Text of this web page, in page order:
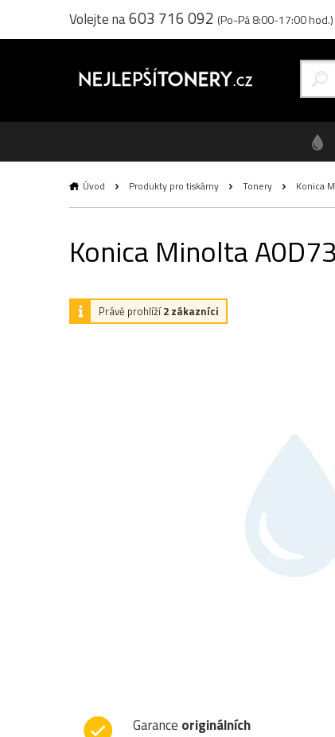
Volejte na603 716 092 (Po-Pá 8:00-17:00 hod.)
Úvod Produkty pro tiskárny Tonery Konica
Konica Minolta
Právě prohlíží2 zákazníci
Garance originálních